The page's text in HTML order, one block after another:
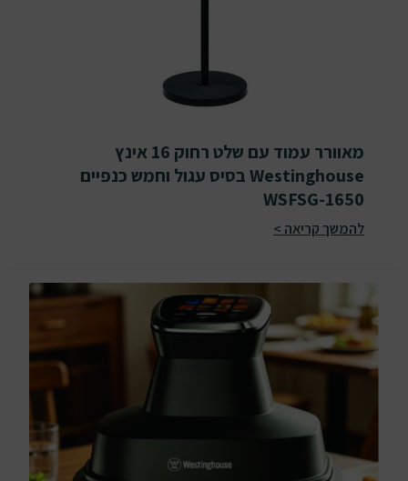
מאוורר עמוד עם שלט רחוק 16 אינץ
Westinghouse בסיס עגול וחמש כנפיים
WSFSG-1650
להמשך קריאה